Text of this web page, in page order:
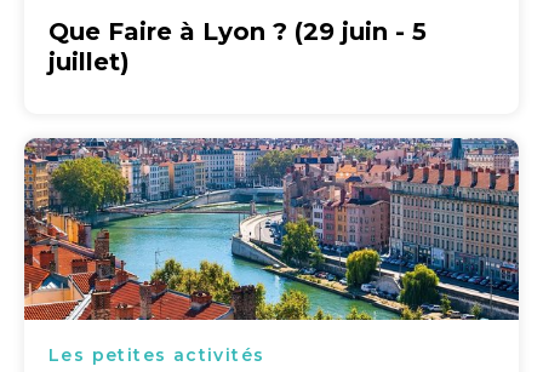
Que Faire à Lyon ? (29 juin - 5
juillet)
Les petites activités